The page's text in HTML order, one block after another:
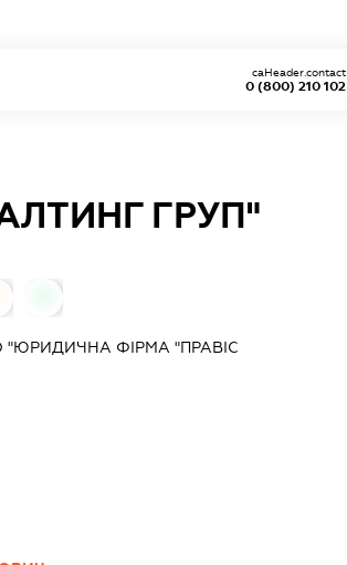
0 (800) 210 102
caHeader.contact
ГРУП"
"ЮРИДИЧНА ФІРМА "ПРАВІС